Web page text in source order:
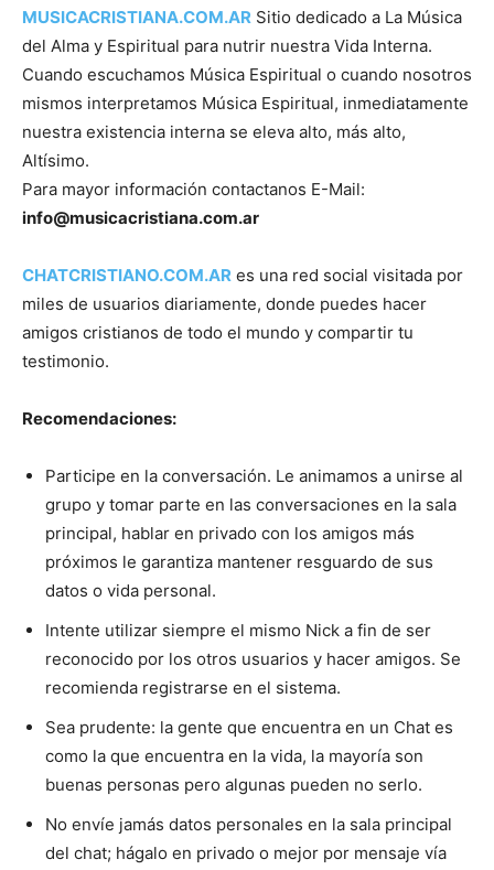
MUSICACRISTIANA.COM.AR Sitio dedicado a La Música
del Alma y Espiritual para nutrir nuestra Vida Interna.
Cuando escuchamos Música Espiritual o cuando nosotros
mismos interpretamos Música Espiritual, inmediatamente
nuestra existencia interna se eleva alto, más alto,
Altísimo.
Para mayor información contactanos E-Mail:
info@musicacristiana.com.ar
CHATCRISTIANO.COM.AR es una red social visitada por
miles de usuarios diariamente, donde puedes hacer
amigos cristianos de todo el mundo y compartir tu
testimonio.
Recomendaciones:
Participe en la conversación. Le animamos a unirse al
grupo y tomar parte en las conversaciones en la sala
principal, hablar en privado con los amigos más
próximos le garantiza mantener resguardo de sus
datos o vida personal.
Intente utilizar siempre el mismo Nick a fin de ser
reconocido por los otros usuarios y hacer amigos. Se
recomienda registrarse en el sistema.
Sea prudente: la gente que encuentra en un Chat es
como la que encuentra en la vida, la mayoría son
buenas personas pero algunas pueden no serlo.
No envíe jamás datos personales en la sala principal
del chat; hágalo en privado o mejor por mensaje vía